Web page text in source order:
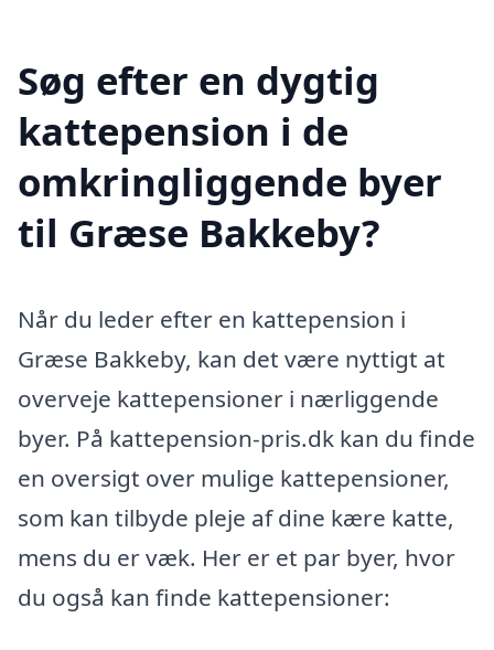
Søg efter en dygtig
kattepension i de
omkringliggende byer
til Græse Bakkeby?
Når du leder efter en kattepension i
Græse Bakkeby, kan det være nyttigt at
overveje kattepensioner i nærliggende
byer. På kattepension-pris.dk kan du finde
en oversigt over mulige kattepensioner,
som kan tilbyde pleje af dine kære katte,
mens du er væk. Her er et par byer, hvor
du også kan finde kattepensioner: